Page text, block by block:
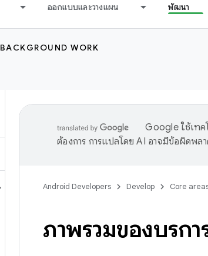
ออกแบบและวางแผน พัฒนา
BACKGROUND WORK
Google ใช้เท
ต้องการ การแปลโดย AI อาจมีข้อผิดพล
Android Developers Develop Core
ภาพรวมของบริกา